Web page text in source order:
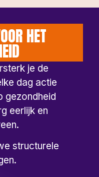
HET
je de
dag actie
gezondheid
eerlijk en
structurele